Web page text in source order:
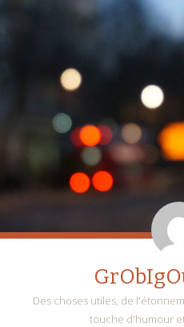
Des choses utiles, de
touche d'humour